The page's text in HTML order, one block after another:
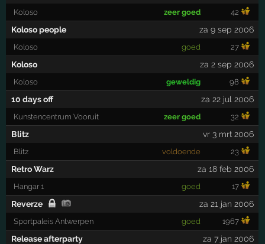
Koloso zeer goed 42
Koloso people za 9 sep 2006
Koloso goed 27
Koloso za 2 sep 2006
Koloso geweldig 98
10 days off za 22 jul 2006
Kunstencentrum Vooruit zeer goed 32
Blitz vr 3 mrt 2006
Blitz voldoende 23
Retro Warz za 18 feb 2006
Hangar 1 goed 17
Reverze za 21 jan 2006
Sportpaleis Antwerpen goed 1967
Release afterparty za 7 jan 2006